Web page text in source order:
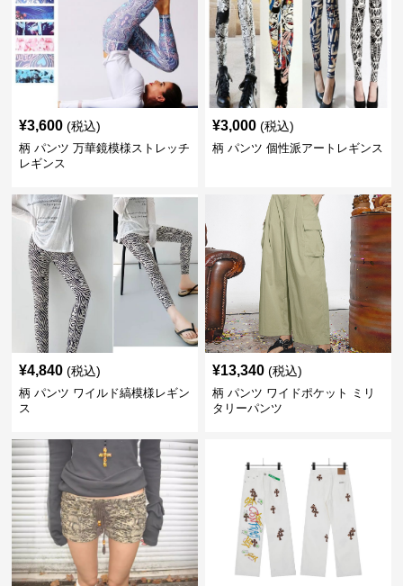
¥3,600 (税込)
柄 パンツ 万華鏡模様ストレッチ
レギンス
¥3,000 (税込)
柄 パンツ 個性派アートレギンス
¥4,840 (税込)
柄 パンツ ワイルド縞模様レギン
ス
¥13,340 (税込)
柄 パンツ ワイドポケット ミリ
タリーパンツ